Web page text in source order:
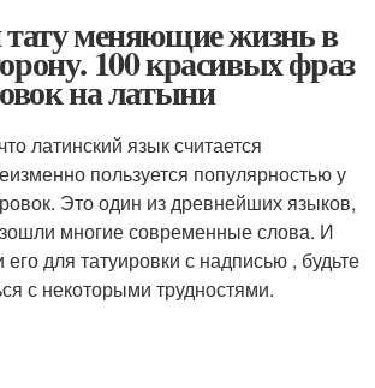
меняющие жизнь в
100 красивых фраз
на латыни
латинский язык считается
пользуется популярностью у
Это один из древнейших языков,
многие современные слова. И
для татуировки с надписью , будьте
с некоторыми трудностями.